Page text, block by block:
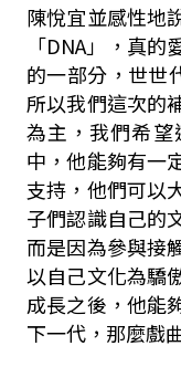
陳悅宜並感性地
「DNA」，真
的一部分，世世
所以我們這次的
為主，我們希
中，他能夠有一
支持，他們可以
子們認識自己的
而是因為參與接
以自己文化為驕
成長之後，他能
下一代，那麼戲